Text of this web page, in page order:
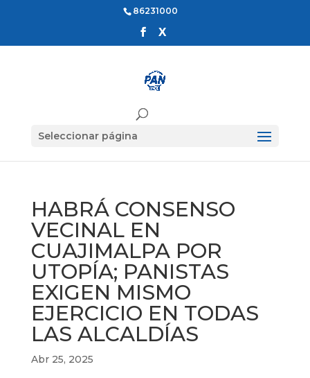
86231000
Seleccionar página
HABRÁ CONSENSO
VECINAL EN
CUAJIMALPA POR
UTOPÍA; PANISTAS
EXIGEN MISMO
EJERCICIO EN TODAS
LAS ALCALDÍAS
Abr 25, 2025